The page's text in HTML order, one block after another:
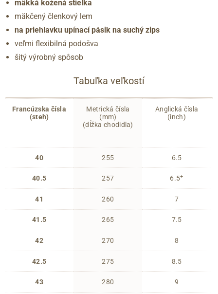
mäkká kožená stielka
mäkčený členkový lem
na priehlavku upínací pásik na suchý zips
veľmi flexibilná podošva
šitý výrobný spôsob
Tabuľka veľkostí
Francúzska čísla
(steh)
40
40.5
41
41.5
42
42.5
43
Metrická čísla
(mm)
(dĺžka chodidla)
255
257
260
265
270
275
280
Anglická čísla
(inch)
6.5
6.5+
7
7.5
8
8.5
9